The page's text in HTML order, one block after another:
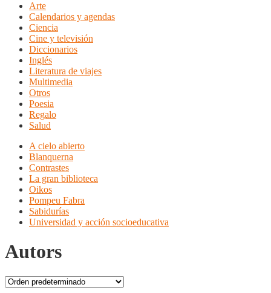
Arte
Calendarios y agendas
Ciencia
Cine y televisión
Diccionarios
Inglés
Literatura de viajes
Multimedia
Otros
Poesia
Regalo
Salud
A cielo abierto
Blanquerna
Contrastes
La gran biblioteca
Oikos
Pompeu Fabra
Sabidurías
Universidad y acción socioeducativa
Autors